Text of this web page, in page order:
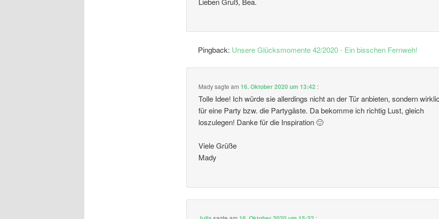
Pingback: Unsere Glücksmomente 42/2020 - Ein bisschen Fernweh!
Madysagte am16. Oktober 2020 um 13:42 :
Tolle Idee! Ich würde sie allerdings nicht an der Tür anbieten, sondern
für eine Party bzw. die Partygäste. Da bekomme ich richtig Lust, gleich
loszulegen! Danke für die Inspiration 🙂
Viele Grüße
Mady